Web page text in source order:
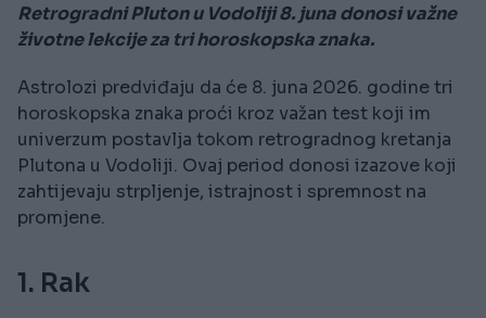
Retrogradni Pluton u Vodoliji 8. juna donosi važne
životne lekcije za tri horoskopska znaka.
Astrolozi predviđaju da će 8. juna 2026. godine tri
horoskopska znaka proći kroz važan test koji im
univerzum postavlja tokom retrogradnog kretanja
Plutona u Vodoliji. Ovaj period donosi izazove koji
zahtijevaju strpljenje, istrajnost i spremnost na
promjene.
1. Rak